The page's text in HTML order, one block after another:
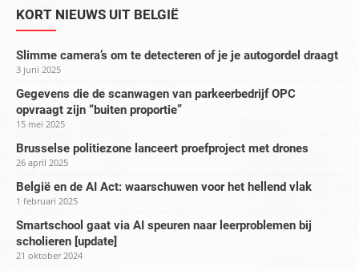
KORT NIEUWS UIT BELGIË
Slimme camera’s om te detecteren of je je autogordel draagt
3 juni 2025
Gegevens die de scanwagen van parkeerbedrijf OPC
opvraagt zijn “buiten proportie”
15 mei 2025
Brusselse politiezone lanceert proefproject met drones
26 april 2025
België en de AI Act: waarschuwen voor het hellend vlak
1 februari 2025
Smartschool gaat via AI speuren naar leerproblemen bij
scholieren [update]
21 oktober 2024